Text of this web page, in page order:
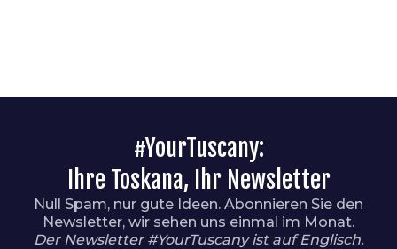
#YourTuscany:
Ihre Toskana, Ihr Newsletter
Null Spam, nur gute Ideen. Abonnieren Sie den
Newsletter, wir sehen uns einmal im Monat.
Der Newsletter #YourTuscany ist auf Englisch.